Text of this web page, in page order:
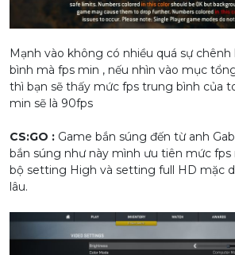
Mạnh vào không có nhiều quá sự
bình mà fps min , nếu nhìn vào mục
thì bạn sẽ thấy mức fps trung bình của
min sẽ là 90fps
CS:GO : Game bắn súng đến từ anh
bắn súng như này mình ưu tiên mức
bộ setting High và setting full HD mặc
lâu.